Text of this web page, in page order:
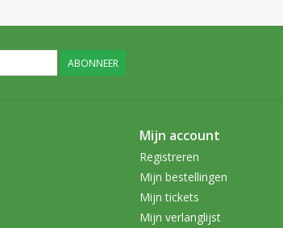
ABONNEER
Mijn account
Registreren
Mijn bestellingen
Mijn tickets
Mijn verlanglijst